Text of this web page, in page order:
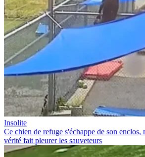
Insolite
Ce chien de refuge s'échappe de son
vérité fait pleurer les sauveteurs